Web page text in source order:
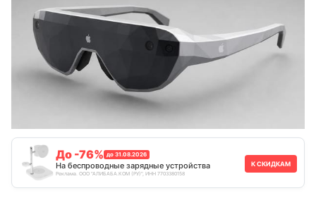
До -76% до 31.08.2026
На беспроводные зарядные устройства
Реклама. ООО "АЛИБАБА.КОМ (РУ)", ИНН 7703380158
К СКИДКАМ